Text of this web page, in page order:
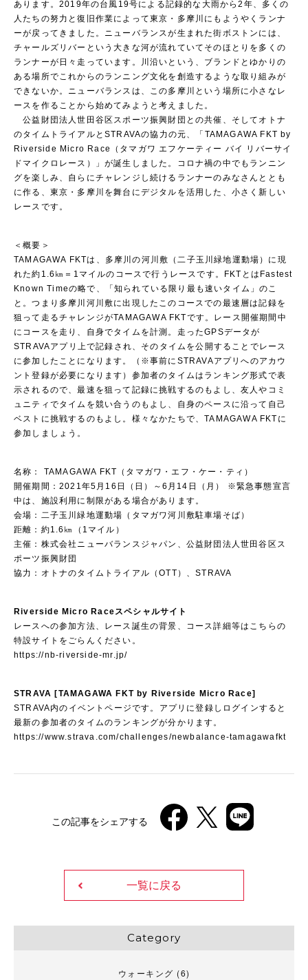
あります。2019年の台風19号による記録的な大雨から2年、多くの
人たちの努力と復旧作業によって東京・多摩川にもようやくランナ
ーが戻ってきました。ニューバランスが生まれた街ボストンには、
チャールズリバーという大きな河が流れていてそのほとりを多くの
ランナーが日々走っています。川沿いという、ブランドとゆかりの
ある場所でこれからのランニング文化を創造するような取り組みが
できないか。ニューバランスは、この多摩川という場所に小さなレ
ースを作ることから始めてみようと考えました。
公益財団法人世田谷区スポーツ振興財団との共催、そしてオトナ
のタイムトライアルとSTRAVAの協力の元、「TAMAGAWA FKT by
Riverside Micro Race（タマガワ エフケーティー バイ リバーサイ
ドマイクロレース）」が誕生しました。コロナ禍の中でもランニン
グを楽しみ、自らにチャレンジし続けるランナーのみなさんととも
に作る、東京・多摩川を舞台にデジタルを活用した、小さく新しい
レースです。
＜概要＞
TAMAGAWA FKTは、多摩川の河川敷（二子玉川緑地運動場）に現
れた約1.6㎞＝1マイルのコースで行うレースです。FKTとはFastest
Known Timeの略で、「知られている限り最も速いタイム」のこ
と。つまり多摩川河川敷に出現したこのコースでの最速層は記録を
狙って走るチャレンジがTAMAGAWA FKTです。レース開催期間中
にコースを走り、自身でタイムを計測。走ったGPSデータが
STRAVAアプリ上で記録され、そのタイムを公開することでレース
に参加したことになります。（※事前にSTRAVAアプリへのアカウ
ント登録が必要になります）参加者のタイムはランキング形式で表
示されるので、最速を狙って記録に挑戦するのもよし、友人やコミ
ュニティでタイムを競い合うのもよし、自身のペースに沿って自己
ベストに挑戦するのもよし。様々なかたちで、TAMAGAWA FKTに
参加しましょう。
名称： TAMAGAWA FKT（タマガワ・エフ・ケー・ティ）
開催期間：2021年5月16日（日）～6月14日（月） ※緊急事態宣言
中は、施設利用に制限がある場合があります。
会場：二子玉川緑地運動場（タマガワ河川敷駐車場そば）
距離：約1.6㎞（1マイル）
主催：株式会社ニューバランスジャパン、公益財団法人世田谷区ス
ポーツ振興財団
協力：オトナのタイムトライアル（OTT）、STRAVA
Riverside Micro Raceスペシャルサイト
レースへの参加方法、レース誕生の背景、コース詳細等はこちらの
特設サイトをごらんください。
https://nb-riverside-mr.jp/
STRAVA [TAMAGAWA FKT by Riverside Micro Race]
STRAVA内のイベントページです。アプリに登録しログインすると
最新の参加者のタイムのランキングが分かります。
https://www.strava.com/challenges/newbalance-tamagawafkt
この記事をシェアする
一覧に戻る
Category
ウォーキング (6)